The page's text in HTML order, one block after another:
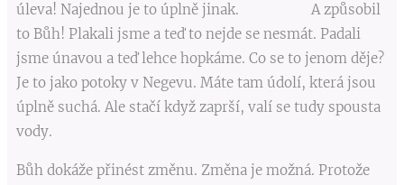
úleva! Najednou je to úplně jinak. A způsobil
to Bůh! Plakali jsme a teď to nejde se nesmát. Padali
jsme únavou a teď lehce hopkáme. Co se to jenom děje?
Je to jako potoky v Negevu. Máte tam údolí, která jsou
úplně suchá. Ale stačí když zaprší, valí se tudy spousta
vody.
Bůh dokáže přinést změnu. Změna je možná. Protože